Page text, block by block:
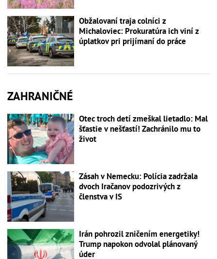
Obžalovaní traja colníci z
Michaloviec: Prokuratúra ich viní z
úplatkov pri prijímaní do práce
ZAHRANIČNÉ
Otec troch detí zmeškal lietadlo: Mal
šťastie v nešťastí! Zachránilo mu to
život
Zásah v Nemecku: Polícia zadržala
dvoch Iračanov podozrivých z
členstva v IS
Irán pohrozil zničením energetiky!
Trump napokon odvolal plánovaný
úder